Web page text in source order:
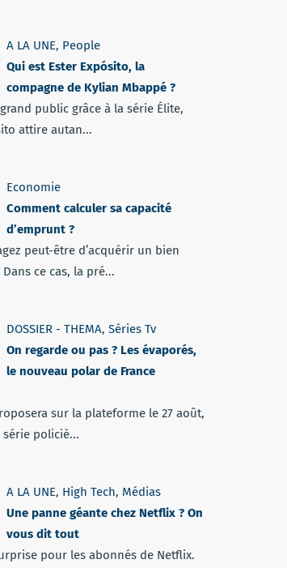
A LA UNE, People
Qui est Ester Expósito, la
compagne de Kylian Mbappé ?
public grâce à la série Élite,
attire autan...
Economie
Comment calculer sa capacité
d’emprunt ?
peut-être d’acquérir un bien
ce cas, la pré...
DOSSIER - THEMA, Séries Tv
On regarde ou pas ? Les évaporés,
le nouveau polar de France
sur la plateforme le 27 août,
policiè...
A LA UNE, High Tech, Médias
Une panne géante chez Netflix ? On
vous dit tout
pour les abonnés de Netflix.